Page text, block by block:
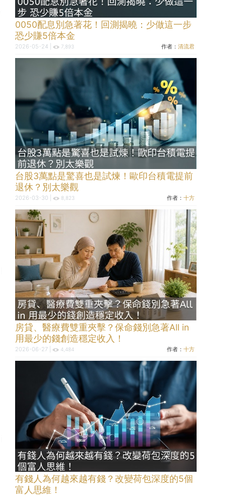
0050配息別急著花！回測揭曉：少做這一步
恐少賺5倍本金
2026-05-24 | 7,893 作者：清流君
台股3萬點是驚喜也是試煉！歐印台積電提前
退休？別太樂觀
2026-03-30 | 8,823 作者：十方
房貸、醫療費雙重夾擊？保命錢別急著All in
用最少的錢創造穩定收入！
2026-06-27 | 4,484 作者：十方
有錢人為何越來越有錢？改變荷包深度的5個
富人思維！